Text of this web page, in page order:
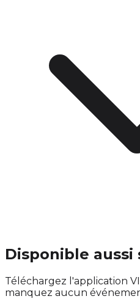
Disponible aussi
Téléchargez l'application
manquez aucun